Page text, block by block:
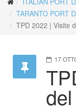
TARANTO PORT
TPD 2022 | Visite
17